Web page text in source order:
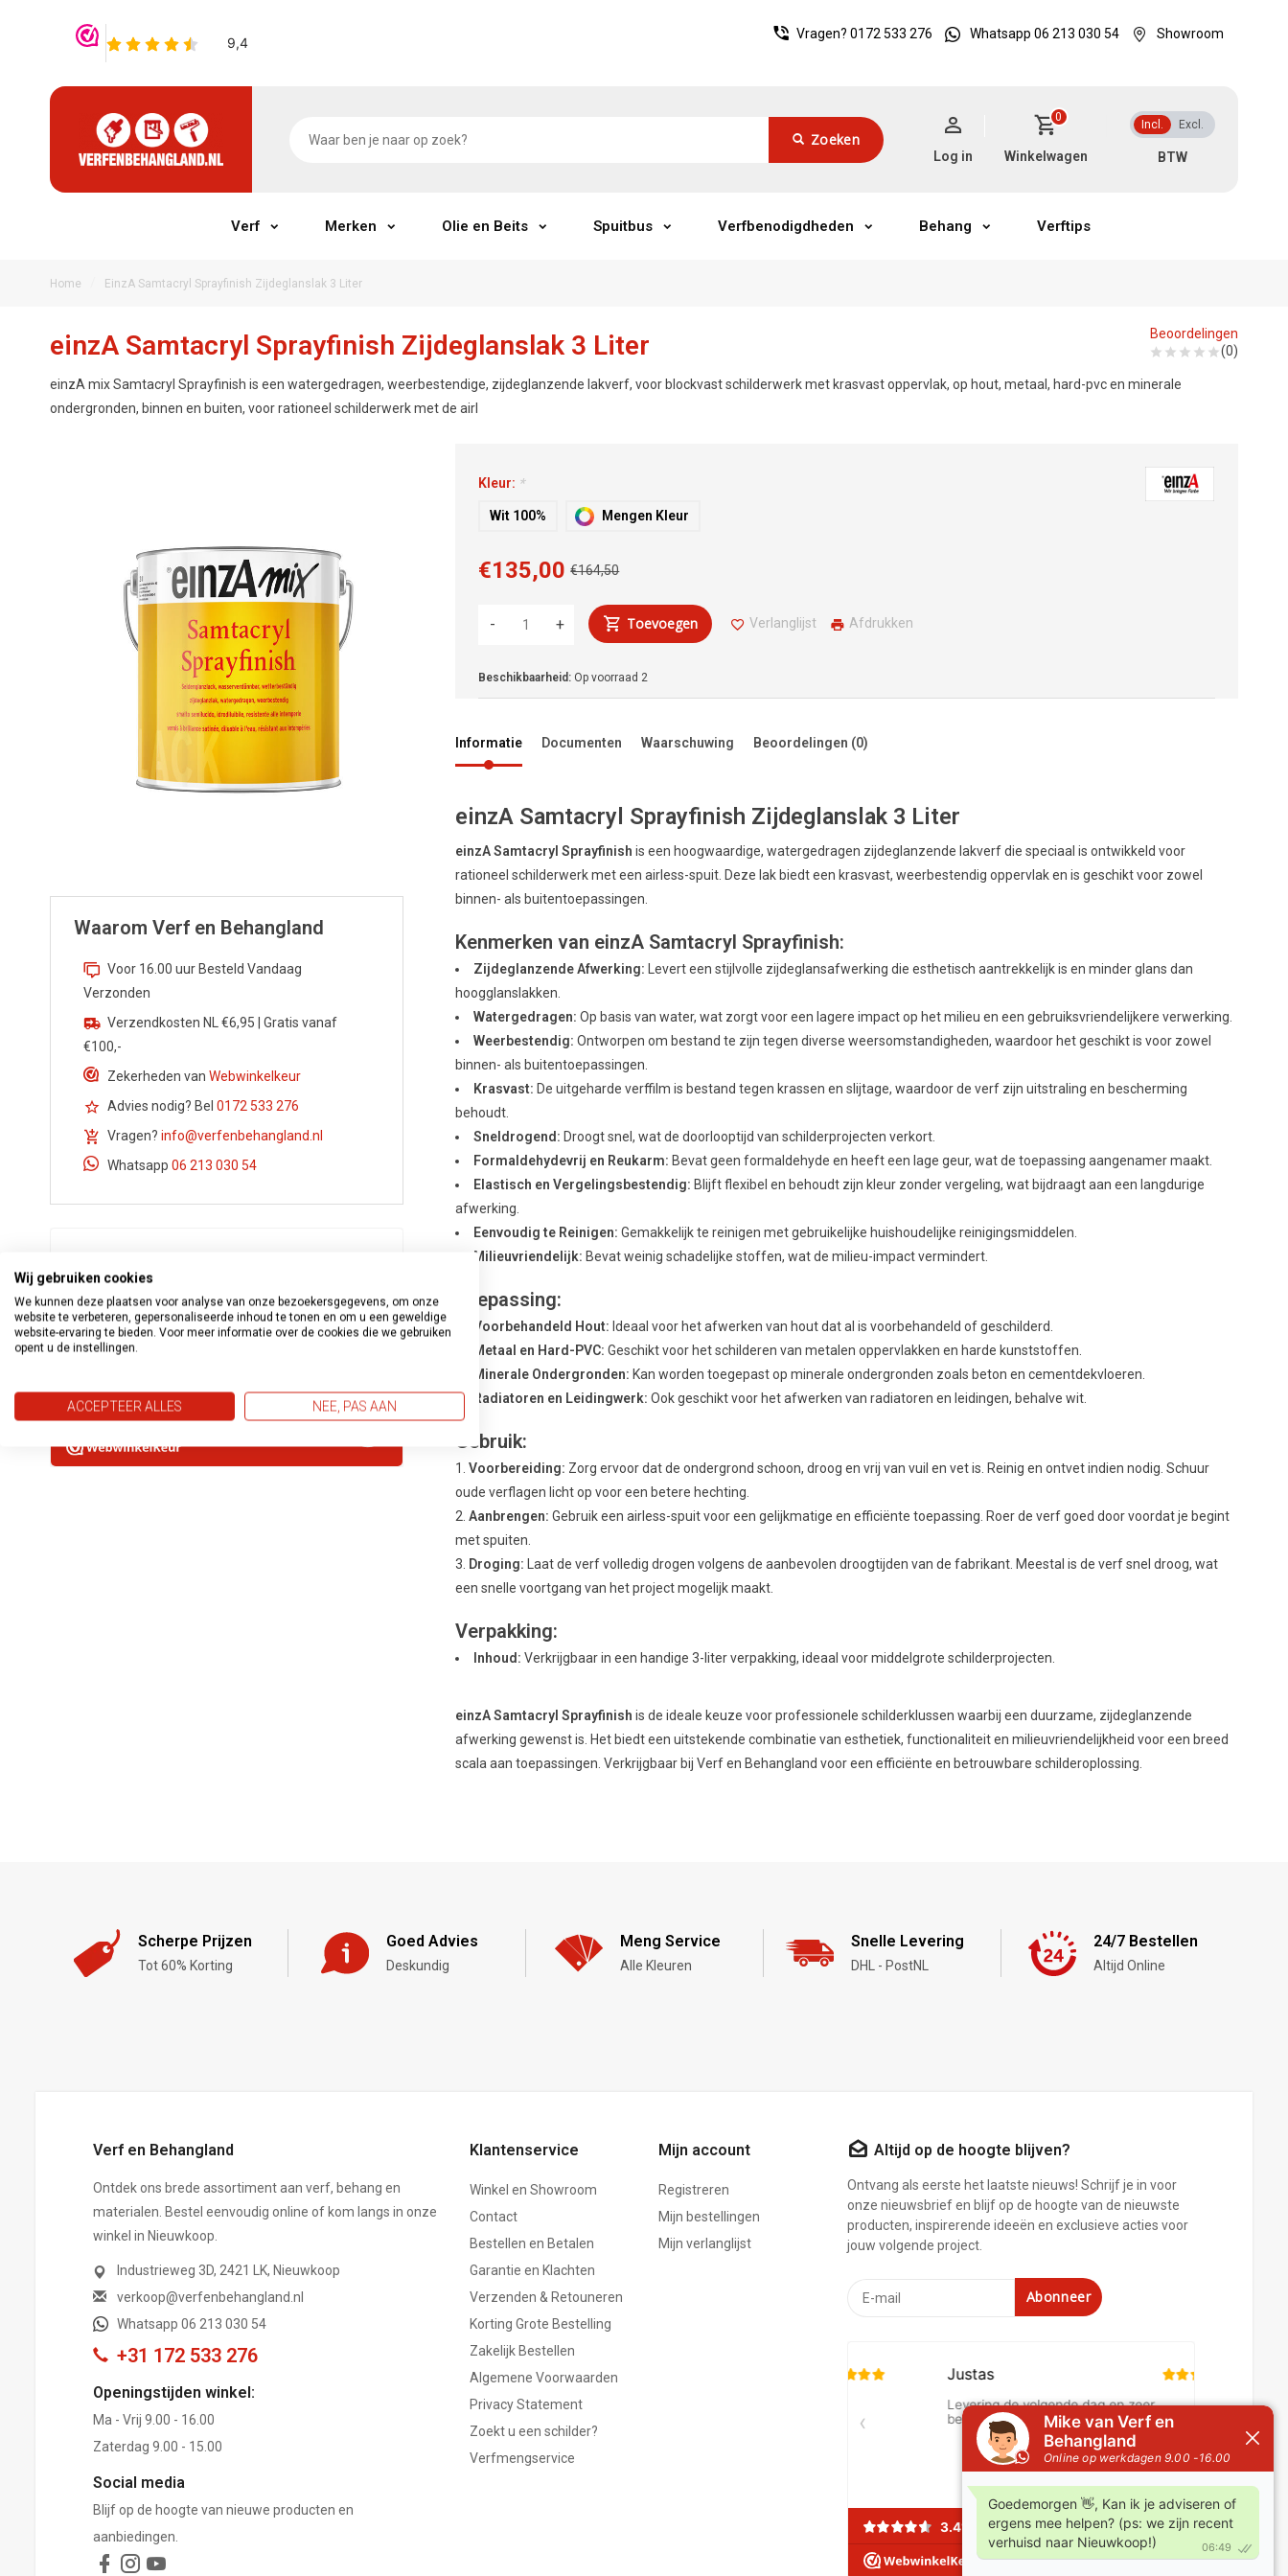
Vragen? 0172 533 276 Whatsapp 06 213 030 54 Showroom
Zoeken
Incl. Excl.
0
Winkelwagen
Log in
Verf Merken Olie en Beits Spuitbus Verfbenodigdheden Behang Verftips
Home EinzA Samtacryl Sprayfinish Zijdeglanslak 3 Liter
einzA Samtacryl Sprayfinish Zijdeglanslak 3 Liter
einzA mix Samtacryl Sprayfinish is een watergedragen, weerbestendige, zijdeglanzende lakverf, voor blockvast schilderwerk met krasvast oppervlak, op hout, metaal, hard-pvc en minerale
ondergronden, binnen en buiten, voor rationeel schilderwerk met de airl
Beoordelingen
(0)
Waarom Verf en Behangland
Voor 16.00 uur Besteld Vandaag
Verzonden
Verzendkosten NL €6,95 | Gratis vanaf
€100,-
Zekerheden van Webwinkelkeur
Advies nodig? Bel 0172 533 276
Vragen? info@verfenbehangland.nl
Whatsapp 06 213 030 54
Kleur: *
Wit 100% Mengen Kleur
€164,50
€135,00
+
- Toevoegen Verlanglijst Afdrukken
Beschikbaarheid: Op voorraad 2
Informatie Documenten Waarschuwing Beoordelingen (0)
einzA Samtacryl Sprayfinish Zijdeglanslak 3 Liter
einzA Samtacryl Sprayfinish is een hoogwaardige, watergedragen zijdeglanzende lakverf die speciaal is ontwikkeld voor
rationeel schilderwerk met een airless-spuit. Deze lak biedt een krasvast, weerbestendig oppervlak en is geschikt voor zowel
binnen- als buitentoepassingen.
Kenmerken van einzA Samtacryl Sprayfinish:
Zijdeglanzende Afwerking: Levert een stijlvolle zijdeglansafwerking die esthetisch aantrekkelijk is en minder glans dan
hoogglanslakken.
Watergedragen: Op basis van water, wat zorgt voor een lagere impact op het milieu en een gebruiksvriendelijkere verwerking.
Weerbestendig: Ontworpen om bestand te zijn tegen diverse weersomstandigheden, waardoor het geschikt is voor zowel
binnen- als buitentoepassingen.
Krasvast: De uitgeharde verffilm is bestand tegen krassen en slijtage, waardoor de verf zijn uitstraling en bescherming
behoudt.
Sneldrogend: Droogt snel, wat de doorlooptijd van schilderprojecten verkort.
Formaldehydevrij en Reukarm: Bevat geen formaldehyde en heeft een lage geur, wat de toepassing aangenamer maakt.
Elastisch en Vergelingsbestendig: Blijft flexibel en behoudt zijn kleur zonder vergeling, wat bijdraagt aan een langdurige
afwerking.
Eenvoudig te Reinigen: Gemakkelijk te reinigen met gebruikelijke huishoudelijke reinigingsmiddelen.
Milieuvriendelijk: Bevat weinig schadelijke stoffen, wat de milieu-impact vermindert.
Toepassing:
Voorbehandeld Hout: Ideaal voor het afwerken van hout dat al is voorbehandeld of geschilderd.
Metaal en Hard-PVC: Geschikt voor het schilderen van metalen oppervlakken en harde kunststoffen.
Minerale Ondergronden: Kan worden toegepast op minerale ondergronden zoals beton en cementdekvloeren.
Radiatoren en Leidingwerk: Ook geschikt voor het afwerken van radiatoren en leidingen, behalve wit.
Gebruik:
Voorbereiding: Zorg ervoor dat de ondergrond schoon, droog en vrij van vuil en vet is. Reinig en ontvet indien nodig. Schuur
oude verflagen licht op voor een betere hechting.
Aanbrengen: Gebruik een airless-spuit voor een gelijkmatige en efficiënte toepassing. Roer de verf goed door voordat je begint
met spuiten.
Droging: Laat de verf volledig drogen volgens de aanbevolen droogtijden van de fabrikant. Meestal is de verf snel droog, wat
een snelle voortgang van het project mogelijk maakt.
Verpakking:
Inhoud: Verkrijgbaar in een handige 3-liter verpakking, ideaal voor middelgrote schilderprojecten.
einzA Samtacryl Sprayfinish is de ideale keuze voor professionele schilderklussen waarbij een duurzame, zijdeglanzende
afwerking gewenst is. Het biedt een uitstekende combinatie van esthetiek, functionaliteit en milieuvriendelijkheid voor een breed
scala aan toepassingen. Verkrijgbaar bij Verf en Behangland voor een efficiënte en betrouwbare schilderoplossing.
Scherpe Prijzen
Tot 60% Korting
Goed Advies
Deskundig
Meng Service
Alle Kleuren
Snelle Levering
DHL - PostNL
24/7 Bestellen
Altijd Online
Verf en Behangland
Ontdek ons brede assortiment aan verf, behang en
materialen. Bestel eenvoudig online of kom langs in onze
winkel in Nieuwkoop.
Industrieweg 3D, 2421 LK, Nieuwkoop
verkoop@verfenbehangland.nl
Whatsapp 06 213 030 54
+31 172 533 276
Openingstijden winkel:
Ma - Vrij 9.00 - 16.00
Zaterdag 9.00 - 15.00
Social media
Blijf op de hoogte van nieuwe producten en
aanbiedingen.
Klantenservice
Winkel en Showroom
Contact
Bestellen en Betalen
Garantie en Klachten
Verzenden & Retouneren
Korting Grote Bestelling
Zakelijk Bestellen
Algemene Voorwaarden
Privacy Statement
Zoekt u een schilder?
Verfmengservice
Mijn account
Registreren
Mijn bestellingen
Mijn verlanglijst
Altijd op de hoogte blijven?
Ontvang als eerste het laatste nieuws! Schrijf je in voor
onze nieuwsbrief en blijf op de hoogte van de nieuwste
producten, inspirerende ideeën en exclusieve acties voor
jouw volgende project.
Abonneer
Wij gebruiken cookies
We kunnen deze plaatsen voor analyse van onze bezoekersgegevens, om onze
website te verbeteren, gepersonaliseerde inhoud te tonen en om u een geweldige
website-ervaring te bieden. Voor meer informatie over de cookies die we gebruiken
opent u de instellingen.
ACCEPTEER ALLES NEE, PAS AAN